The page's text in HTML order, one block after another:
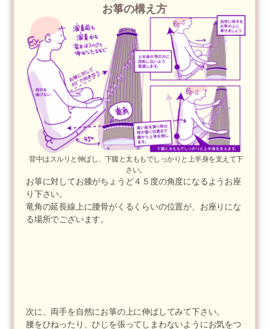
お箏の構え方
背中はスルリと伸ばし、下腹と太ももでしっかりと上半身を支えて下
さい。
お箏に対してお膝がちょうど４５度の角度になるようお座
り下さい。
竜角の延長線上に腰骨がくるくらいの位置が、お座りにな
る場所でございます。
次に、両手を自然にお箏の上に伸ばしてみて下さい。
腰をひねったり、ひじを張ってしまわないようにお気をつ